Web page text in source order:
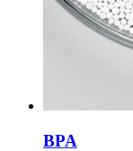
BPA